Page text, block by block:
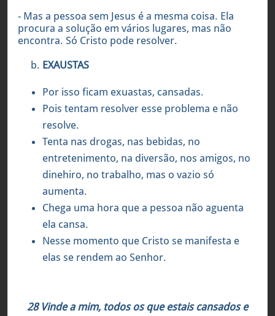
- Mas a pessoa sem Jesus é a mesma coisa. Ela
procura a solução em vários lugares, mas não
encontra. Só Cristo pode resolver.
EXAUSTAS
Por isso ficam exuastas, cansadas.
Pois tentam resolver esse problema e não
resolve.
Tenta nas drogas, nas bebidas, no
entretenimento, na diversão, nos amigos, no
dinehiro, no trabalho, mas o vazio só
aumenta.
Chega uma hora que a pessoa não aguenta
ela cansa.
Nesse momento que Cristo se manifesta e
elas se rendem ao Senhor.
28 Vinde a mim, todos os que estais cansados e